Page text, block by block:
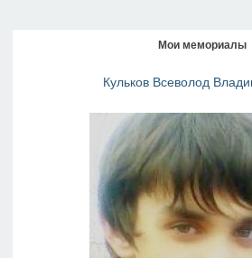
Мои мемориалы
Кульков Всеволод